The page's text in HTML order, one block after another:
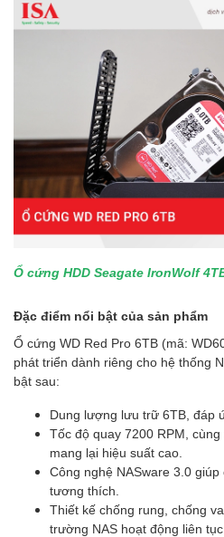
Ổ cứng HDD Seagate IronWolf
Đặc điểm nổi bật của sản phẩm
Ổ cứng WD Red Pro 6TB (mã:
phát triển dành riêng cho hệ thống
bật sau:
Dung lượng lưu trữ 6TB, đáp
Tốc độ quay 7200 RPM,
mang lại hiệu suất cao.
Công nghệ NASware 3.0
tương thích.
Thiết kế chống rung, chống
trường NAS hoạt động liên tục.